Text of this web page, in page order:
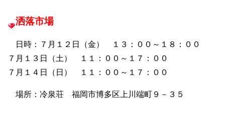
洒落市場
日時：７月１２日（金） １３：００～１８：００
７月１３日（土） １１：００～１７：００
７月１４日（日） １１：００～１７：００
場所：冷泉荘 福岡市博多区上川端町９－３５